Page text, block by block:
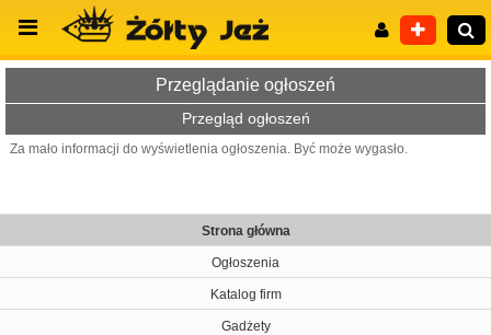
Przeglądanie ogłoszeń
Przegląd ogłoszeń
Za mało informacji do wyświetlenia ogłoszenia. Być może wygasło.
Strona główna
Ogłoszenia
Katalog firm
Gadżety